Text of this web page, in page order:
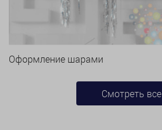
Оформление шарами
Смотреть все